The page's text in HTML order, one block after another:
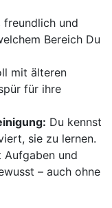
und
Bereich Du
mit älteren
für ihre
Du kennst
sie zu lernen.
Aufgaben und
– auch ohne